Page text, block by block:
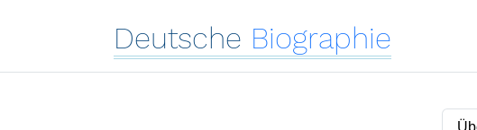
Deutsche Biographie